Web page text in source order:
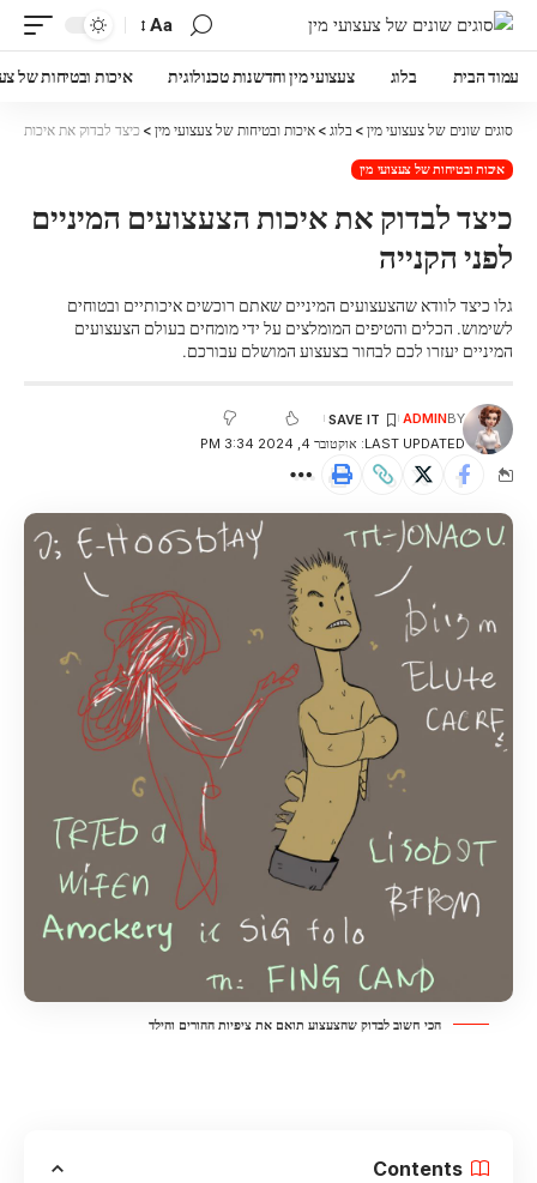
Aa
עמוד הבית בלוג צעצועי מין וחדשנות טכנולוגית איכות ובטיחות של
סוגים שונים של צעצועי מין > בלוג > איכות ובטיחות של צעצועי מין > כיצד לבדוק את איכות
איכות ובטיחות של צעצועי מין
כיצד לבדוק את איכות הצעצועים המיניים
לפני הקנייה
גלו כיצד לוודא שהצעצועים המיניים שאתם רוכשים איכותיים ובטוחים
לשימוש. הכלים והטיפים המומלצים על ידי מומחים בעולם הצעצועים
המיניים יעזרו לכם לבחור בצעצוע המושלם עבורכם.
LAST UPDATED: אוקטובר 4, 2024 3:34 PM
BY
ADMIN
הכי חשוב לבדוק שהצעצוע תואם את ציפיות ההורים והילד
Contents